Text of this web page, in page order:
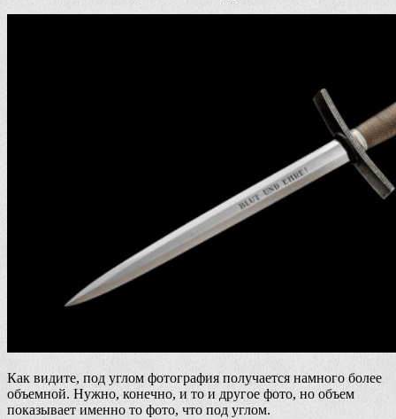
Как видите, под углом фотография получается намного более
объемной. Нужно, конечно, и то и другое фото, но объем
показывает именно то фото, что под углом.